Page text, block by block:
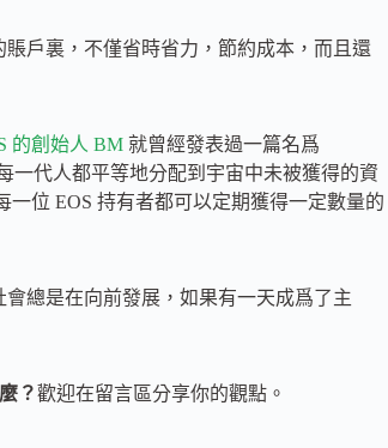
賬戶裏，不僅省時省力，節約成本，而且還
的創始人 BM 就曾經發表過一篇名爲
一代人都平等地分配到宇宙中未被獲得的資
位 EOS 持有者都可以定期獲得一定數量的
總是在向前發展，如果有一天成爲了主
？歡迎在留言區分享你的觀點。